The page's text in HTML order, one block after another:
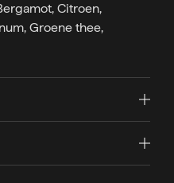
Citroen,
Groene thee,